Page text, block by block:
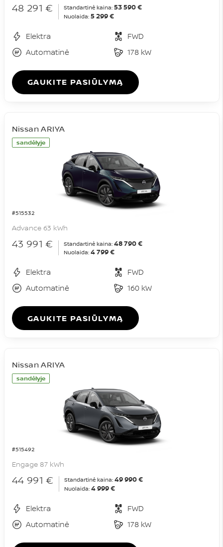
48 291 € Standartinė kaina: 53 590 €
Nuolaida: 5 299 €
Elektra
FWD
Automatinė
178 kW
GAUKITE PASIŪLYMĄ
sandėlyje
#515532
Nissan ARIYA
Advance 63 kWh
43 991 € Standartinė kaina: 48 790 €
Nuolaida: 4 799 €
Elektra
FWD
Automatinė
160 kW
GAUKITE PASIŪLYMĄ
sandėlyje
#515492
Nissan ARIYA
Engage 87 kWh
44 991 € Standartinė kaina: 49 990 €
Nuolaida: 4 999 €
Elektra
FWD
Automatinė
178 kW